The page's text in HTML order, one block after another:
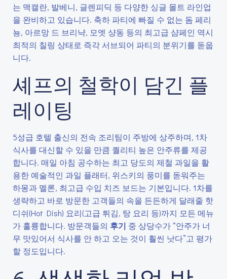
는 맥캘란, 발베니, 글렌피딕 등 다양한 싱글 몰트 라인업
을 완비하고 있습니다. 축하 파티에 빠질 수 없는 돔 페리
뇽, 아르망 드 브리냑, 모엣 샹동 등의 최고급 샴페인 역시
최적의 칠링 상태로 즉각 서브되어 파티의 분위기를 돋웁
니다.
셰프의 철학이 담긴 플
레이팅
5성급 호텔 출신의 전속 조리팀이 주방에 상주하며, 1차
식사를 대신할 수 있을 만큼 퀄리티 높은 안주류를 제공
합니다. 매일 아침 공수하는 최고 당도의 제철 과일을 활
용한 예술적인 과일 플래터, 위스키의 풍미를 돋워주는
하몽과 멜론, 최고급 수입 치즈 보드는 기본입니다. 1차를
생략하고 바로 방문한 고객들의 속을 든든하게 달래줄 핫
디쉬(Hot Dish) 요리(고급 튀김, 탕 요리 등)까지 모든 메뉴
가 훌륭합니다. 방문객들의 후기 중 상당수가 “안주가 너
무 맛있어서 식사를 안 하고 오는 것이 훨씬 낫다”고 평가
할 정도입니다.